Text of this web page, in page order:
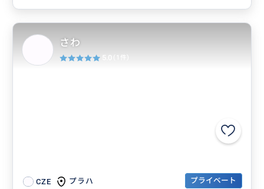
CZE プラハ プライベート
さわ
5.0 (1件)